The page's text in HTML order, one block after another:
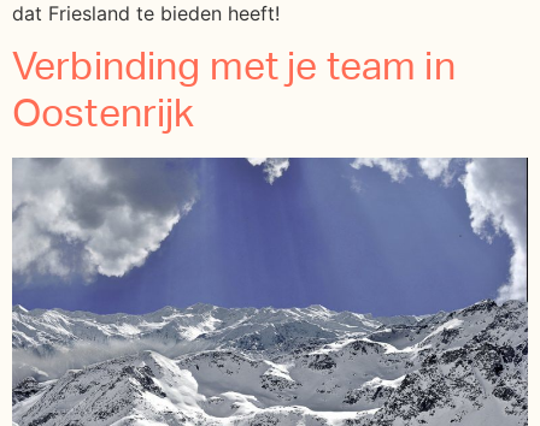
dat Friesland te bieden heeft!
Verbinding met je team in
Oostenrijk